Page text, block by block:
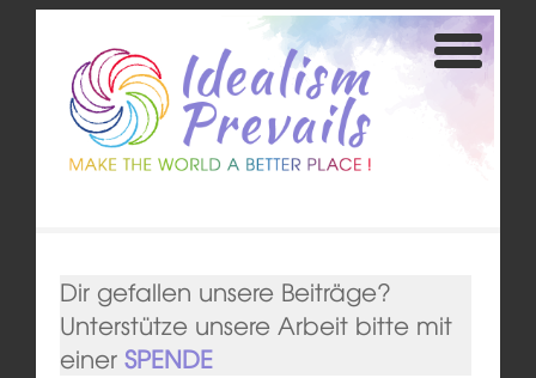
Dir gefallen unsere Beiträge?
Unterstütze unsere Arbeit bitte mit
einer SPENDE